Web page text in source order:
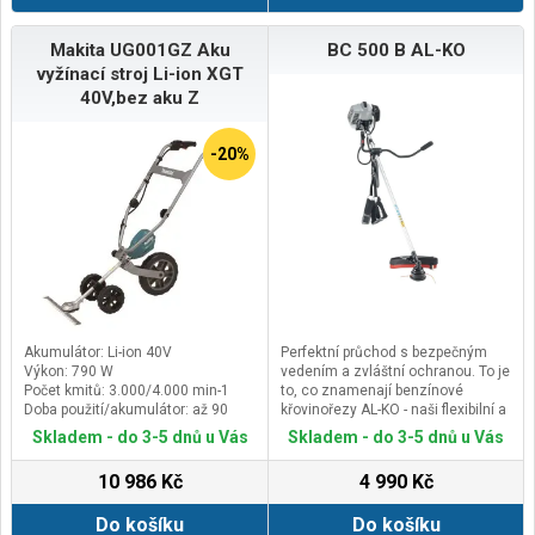
přepravovat tak, že šetří
světlo"Vše v balení" - LED zadní
výstražné&nbsp;
&nbsp;světlo.&nbsp;Výkonné LED
světlometyVýkonné LED
světlomety zajišťují dokonalé
osvětlení a dalekosáhlý výhled za
všech světelných
podmínek.&nbsp;Zadní LED dioda
vás dobře zviditelní i v
noci.&nbsp;Kvalitní kovová brzdová
Makita UG001GZ Aku
vyžínací stroj Li-ion XGT
40V,bez aku Z
-20%
Akumulátor: Li-ion 40V
Výkon: 790 W
Počet kmitů: 3.000/4.000 min-1
Doba použití/akumulátor: až 90
min s BL4040F
Skladem - do 3-5 dnů u Vás
10 986 Kč
Do košíku
BC 500 B AL-KO
Perfektní průchod s bezpečným
vedením a zvláštní ochranou. To je
to, co znamenají benzínové
křovinořezy AL-KO - naši flexibilní a
výkonní všestranní stroje v oblasti
„sečení trávníku“.Benzinový
křovinořez AL-KO BC 500 B -
flexibilní řešení s extra
bezpečnostíSekejte, kdekoli
budete chtít: AL-KO BC 500 B na
Skladem - do 3-5 dnů u Vás
4 990 Kč
Do košíku